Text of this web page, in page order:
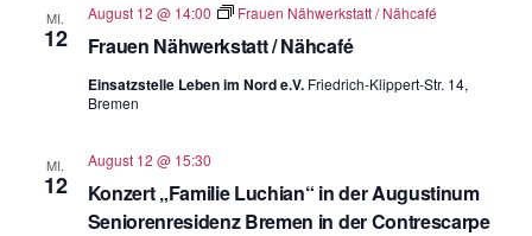
MI.
12 Frauen Nähwerkstatt / Nähcafé
August 12 @ 14:00 Frauen Nähwerkstatt / Nähcafé
Einsatzstelle Leben im Nord e.V. Friedrich-Klippert-Str. 14,
Bremen
MI.
12
Konzert „Familie Luchian“ in der Augustinum
Seniorenresidenz Bremen in der Contrescarpe
August 12 @ 15:30